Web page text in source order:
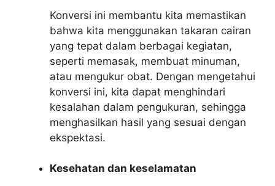
Konversi ini membantu kita memastikan
bahwa kita menggunakan takaran cairan
yang tepat dalam berbagai kegiatan,
seperti memasak, membuat minuman,
atau mengukur obat. Dengan mengetahui
konversi ini, kita dapat menghindari
kesalahan dalam pengukuran, sehingga
menghasilkan hasil yang sesuai dengan
ekspektasi.
Kesehatan dan keselamatan